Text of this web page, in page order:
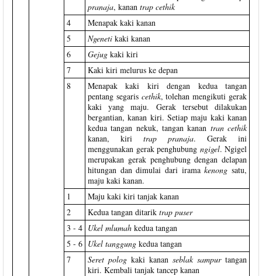
pranaja, kanan trap cethik
4
Menapak kaki kanan
5
Ngeneti kaki kanan
6
Gejug kaki kiri
7
Kaki kiri melurus ke depan
8
Menapak kaki kiri dengan kedua tangan
pentang segaris cethik, tolehan mengikuti gerak
kaki yang maju. Gerak tersebut dilakukan
bergantian, kanan kiri. Setiap maju kaki kanan
kedua tangan nekuk, tangan kanan tran cethik
kanan, kiri trap pranaja. Gerak ini
menggunakan gerak penghubung ngigel. Ngigel
merupakan gerak penghubung dengan delapan
hitungan dan dimulai dari iramakenong satu,
maju kaki kanan.
1
Maju kaki kiri tanjak kanan
2
Kedua tangan ditarik trap puser
3 - 4 Ukel mlumah kedua tangan
5 - 6 Ukel tanggung kedua tangan
7
Seret polog kaki kanan seblak sampurtangan
kiri. Kembali tanjak tancep kanan